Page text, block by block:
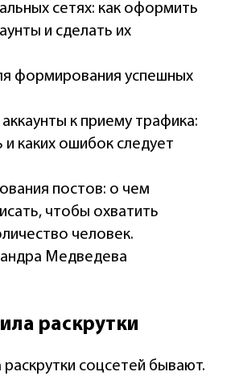
сетях: как оформить
и сделать их
формирования успешных
к приему трафика:
каких ошибок следует
постов: о чем
чтобы охватить
человек.
Медведева
раскрутки
соцсетей бывают.